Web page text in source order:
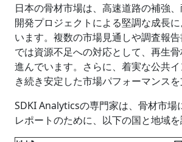
日本の骨材市場は、高速道路の補強
開発プロジェクトによる堅調な成長
います。複数の市場見通しや調査報
では資源不足への対応として、再生
進んでいます。さらに、着実な公共
き続き安定した市場パフォーマンスを
SDKI Analyticsの専門家は、骨材市場
レポートのために、以下の国と地域を